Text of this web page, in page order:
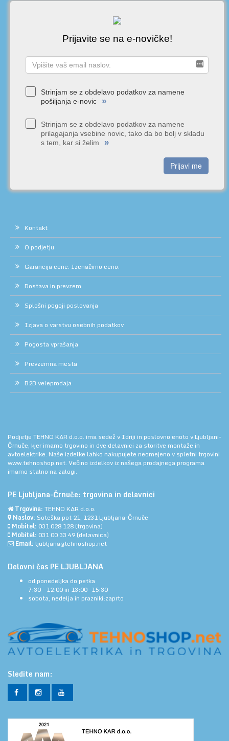
Prijavite se na e-novičke!
Strinjam se z obdelavo podatkov za namene
pošiljanja e-novic
»
Strinjam se z obdelavo podatkov za namene
prilagajanja vsebine novic, tako da bo bolj v skladu
s tem, kar si želim
»
Prijavi me
Kontakt
O podjetju
Garancija cene. Izenačimo ceno.
Dostava in prevzem
Splošni pogoji poslovanja
Izjava o varstvu osebnih podatkov
Pogosta vprašanja
Prevzemna mesta
B2B veleprodaja
Podjetje TEHNO KAR d.o.o. ima sedež v Idriji in poslovno enoto v Ljubljani-
Črnuče, kjer imamo trgovino in dve delavnici za storitve montaže in
avtoelektrike. Naše izdelke lahko nakupujete neomejeno v spletni trgovini
www.tehnoshop.net. Večino izdelkov iz našega prodajnega programa
imamo stalno na zalogi.
PE Ljubljana-Črnuče: trgovina in delavnici
Trgovina: TEHNO KAR d.o.o.
Naslov: Soteška pot 21, 1231 Ljubljana-Črnuče
Mobitel: 031 028 128 (trgovina)
Mobitel: 031 00 33 49 (delavnica)
Email: ljubljana@tehnoshop.net
Delovni čas PE LJUBLJANA
od ponedeljka do petka
7:30 - 12:00 in 13:00 -15:30
sobota, nedelja in prazniki:zaprto
Sledite nam: